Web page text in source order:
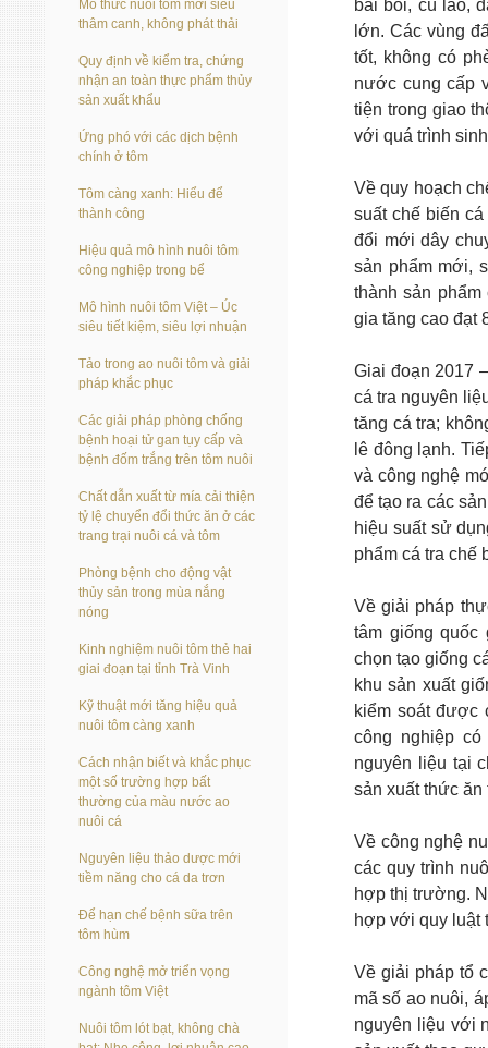
bãi bồi, cù lao,
lớn. Các vùng
tốt, không có
nước cung cấp
tiện trong giao
với quá trình
Về quy hoạch
suất chế biến
đổi mới dây
sản phẩm mới,
thành sản
gia tăng cao đạt
Giai đoạn 2017
cá tra nguyên
tăng cá tra;
lê đông lạnh.
và công nghệ
để tạo ra các
hiệu suất sử
phẩm cá tra chế
Về giải pháp
tâm giống
chọn tạo giống
khu sản xuất
kiểm soát được
công nghiệp
nguyên liệu tại
sản xuất thức ăn
Về công nghệ
các quy trình
hợp thị trường.
hợp với quy luật
Về giải pháp tổ
mã số ao nuôi,
nguyên liệu với
Mô thức nuôi tôm mới siêu
thâm canh, không phát thải
Quy định về kiểm tra, chứng
nhận an toàn thực phẩm thủy
sản xuất khẩu
Ứng phó với các dịch bệnh
chính ở tôm
Tôm càng xanh: Hiểu để
thành công
Hiệu quả mô hình nuôi tôm
công nghiệp trong bể
Mô hình nuôi tôm Việt – Úc
siêu tiết kiệm, siêu lợi nhuận
Tảo trong ao nuôi tôm và giải
pháp khắc phục
Các giải pháp phòng chống
bệnh hoại tử gan tụy cấp và
bệnh đốm trắng trên tôm nuôi
Chất dẫn xuất từ mía cải thiện
tỷ lệ chuyển đổi thức ăn ở các
trang trại nuôi cá và tôm
Phòng bệnh cho động vật
thủy sản trong mùa nắng
nóng
Kinh nghiệm nuôi tôm thẻ hai
giai đoạn tại tỉnh Trà Vinh
Kỹ thuật mới tăng hiệu quả
nuôi tôm càng xanh
Cách nhận biết và khắc phục
một số trường hợp bất
thường của màu nước ao
nuôi cá
Nguyên liệu thảo dược mới
tiềm năng cho cá da trơn
Để hạn chế bệnh sữa trên
tôm hùm
Công nghệ mở triển vọng
ngành tôm Việt
Nuôi tôm lót bạt, không chà